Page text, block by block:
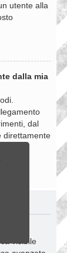
utente alla
dalla mia
dal
direttamente
visibile